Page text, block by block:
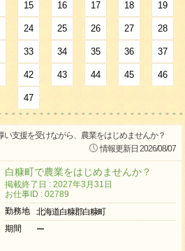
15 16 17 18 19
24 25 26 27 28
33 34 35 36 37
42 43 44 45 46
47
支援を受けながら、農業をはじめませんか？
情報更新日 2026/08/07
白糠町で農業をはじめませんか？
掲載終了日 : 2027年3月31日
お仕事ID : 02789
勤務地
北海道白糠郡白糠町
期間
ー